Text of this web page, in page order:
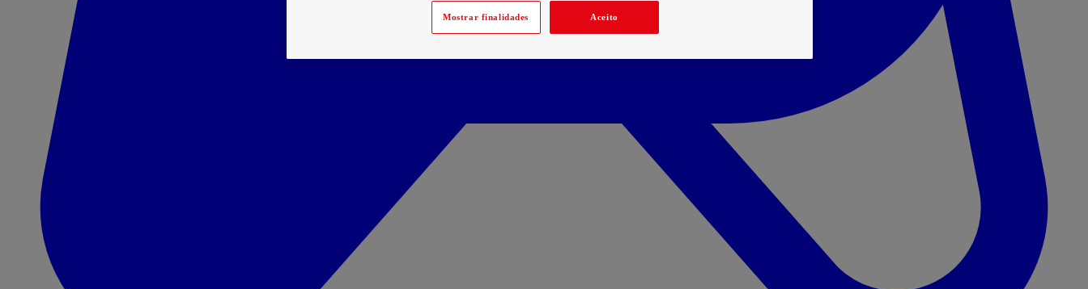
Mostrar finalidades Aceito